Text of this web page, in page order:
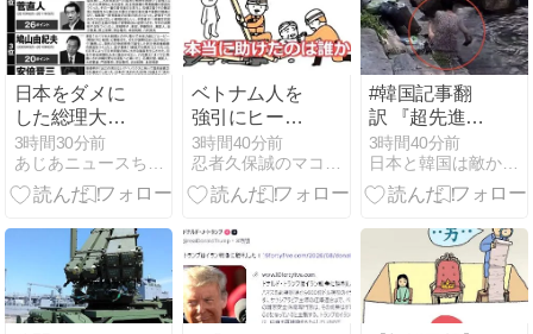
ＲＰＧ！
日本をダメに
した総理大
臣、ワースト
１位が同点で
この人ｗｗｗ
3時間30分前
あじあニュースちゃんねる
ベトナム人を
強引にヒーロ
ーに仕立て上
げるマスゴミ
の悪辣さ
3時間40分前
忍者久保誠のマコトのブログ
#韓国記事翻
訳 『超先進
国！韓国国民
様、真昼のソ
ウルのど真ん
『いくらなん
でもあそこで
●を擦るの
は‥』
3時間40分前
日本と韓国は敵か？味方か？